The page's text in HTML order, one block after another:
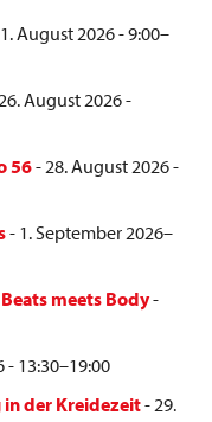
August 2026 - 9:00–
August 2026 -
56- 28. August 2026 -
- 1. September 2026–
meets Body-
- 13:30–19:00
in der Kreidezeit- 29.